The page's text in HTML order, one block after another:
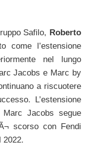
Safilo, Roberto
come l’estensione
nel lungo
Jacobs e Marc by
a riscuotere
L’estensione
Jacobs segue
scorso con Fendi
2022.